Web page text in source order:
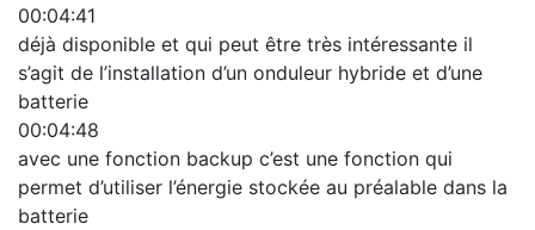
00:04:41
déjà disponible et qui peut être très intéressante il
s’agit de l’installation d’un onduleur hybride et d’une
batterie
00:04:48
avec une fonction backup c’est une fonction qui
permet d’utiliser l’énergie stockée au préalable dans la
batterie